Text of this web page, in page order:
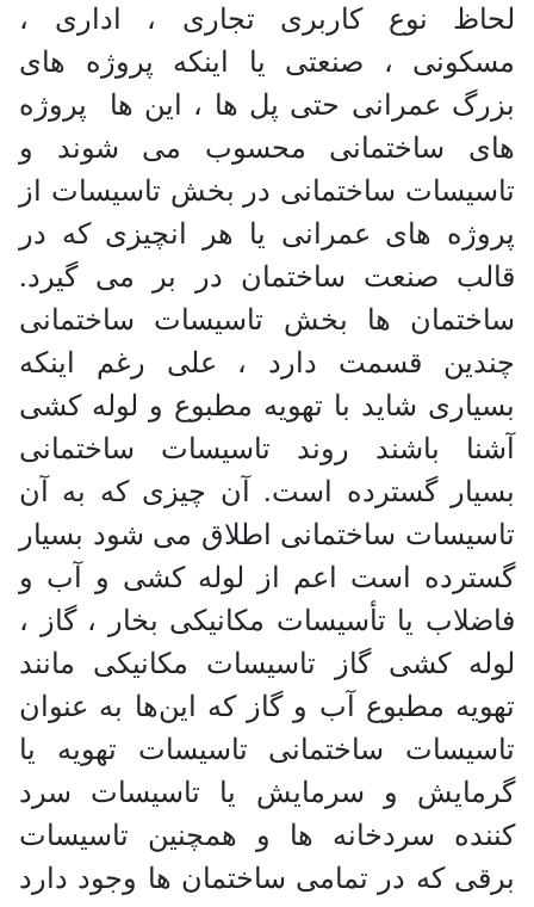
لحاظ نوع کاربری تجاری ، اداری ،
مسکونی ، صنعتی یا اینکه پروژه های
بزرگ عمرانی حتی پل ها ، این ها پروژه
های ساختمانی محسوب می شوند و
تاسیسات ساختمانی در بخش تاسیسات از
پروژه های عمرانی یا هر انچیزی که در
قالب صنعت ساختمان در بر می گیرد.
ساختمان ها بخش تاسیسات ساختمانی
چندین قسمت دارد ، علی رغم اینکه
بسیاری شاید با تهویه مطبوع و لوله کشی
آشنا باشند روند تاسیسات ساختمانی
بسیار گسترده است. آن چیزی که به آن
تاسیسات ساختمانی اطلاق می شود بسیار
گسترده است اعم از لوله کشی و آب و
فاضلاب یا تأسیسات مکانیکی بخار ، گاز ،
لوله کشی گاز تاسیسات مکانیکی مانند
تهویه مطبوع آب و گاز که این‌ها به عنوان
تاسیسات ساختمانی تاسیسات تهویه یا
گرمایش و سرمایش یا تاسیسات سرد
کننده سردخانه ها و همچنین تاسیسات
برقی که در تمامی ساختمان ها وجود دارد